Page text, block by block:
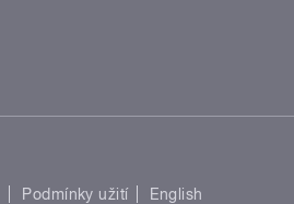
Podmínky užití English